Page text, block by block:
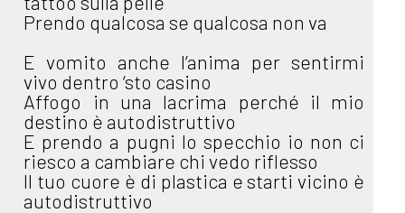
Prendo qualcosa se qualcosa non va
E vomito anche l’anima per sentirmi
vivo dentro ‘sto casino
Affogo in una lacrima perché il mio
destino è autodistruttivo
E prendo a pugni lo specchio io non ci
riesco a cambiare chi vedo riflesso
Il tuo cuore è di plastica e starti vicino è
autodistruttivo